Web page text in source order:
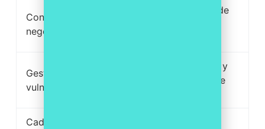
Continuidad de
negocio
Visibilidad del estado de
Gestión de
vulnerabilidades
Inventario de software y
actuación remota sobre
Cadena de